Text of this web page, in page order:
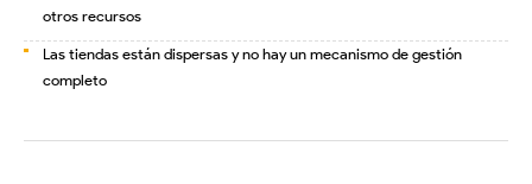
otros recursos
Las tiendas están dispersas y no hay un mecanismo de gestión
completo